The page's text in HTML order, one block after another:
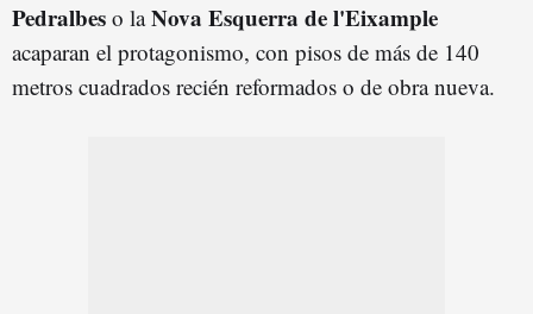
Pedralbes o laNova Esquerra de l'Eixample
acaparan el protagonismo, con pisos de más de 140
metros cuadrados recién reformados o de obra nueva.